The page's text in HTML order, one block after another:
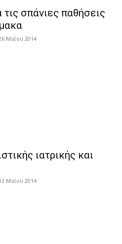
τις σπάνιες παθήσεις
Μαΐου 2014
ιατρικής και
Μαΐου 2014